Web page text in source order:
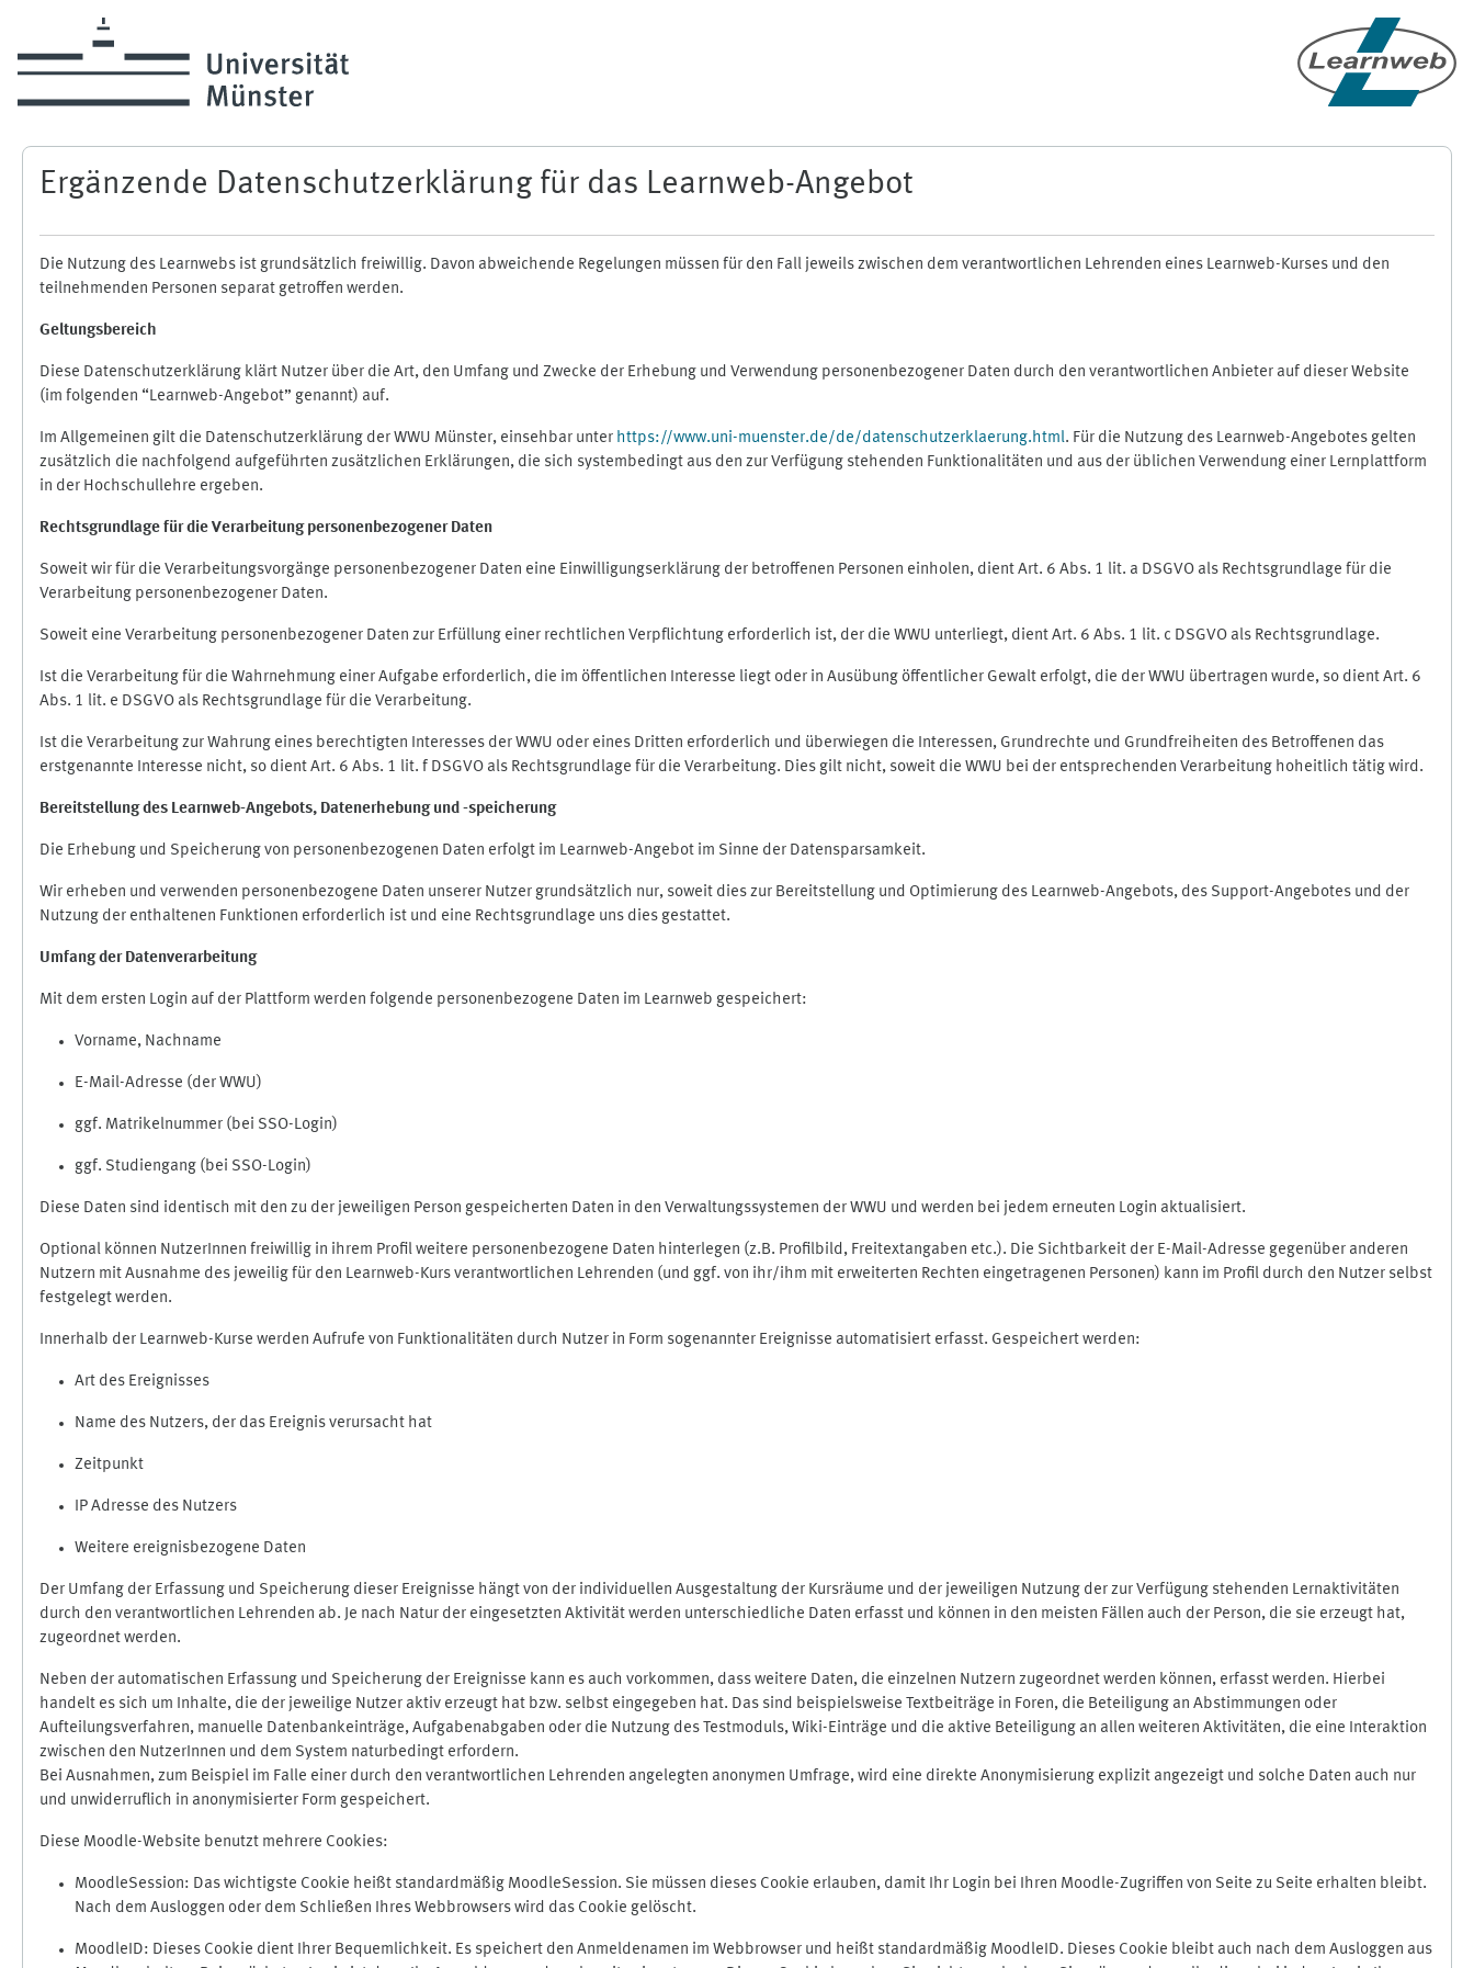
Ergänzende Datenschutzerklärung für das Learnweb-Angebot
Die Nutzung des Learnwebs ist grundsätzlich freiwillig. Davon abweichende Regelungen müssen für den Fall jeweils zwischen dem verantwortlichen Lehrenden eines Learnweb-Kurses und den
teilnehmenden Personen separat getroffen werden.
Geltungsbereich
Diese Datenschutzerklärung klärt Nutzer über die Art, den Umfang und Zwecke der Erhebung und Verwendung personenbezogener Daten durch den verantwortlichen Anbieter auf dieser Website
(im folgenden “Learnweb-Angebot” genannt) auf.
Im Allgemeinen gilt die Datenschutzerklärung der WWU Münster, einsehbar unter https://www.uni-muenster.de/de/datenschutzerklaerung.html. Für die Nutzung des Learnweb-Angebotes gelten
zusätzlich die nachfolgend aufgeführten zusätzlichen Erklärungen, die sich systembedingt aus den zur Verfügung stehenden Funktionalitäten und aus der üblichen Verwendung einer Lernplattform
in der Hochschullehre ergeben.
Rechtsgrundlage für die Verarbeitung personenbezogener Daten
Soweit wir für die Verarbeitungsvorgänge personenbezogener Daten eine Einwilligungserklärung der betroffenen Personen einholen, dient Art. 6 Abs. 1 lit. a DSGVO als Rechtsgrundlage für die
Verarbeitung personenbezogener Daten.
Soweit eine Verarbeitung personenbezogener Daten zur Erfüllung einer rechtlichen Verpflichtung erforderlich ist, der die WWU unterliegt, dient Art. 6 Abs. 1 lit. c DSGVO als Rechtsgrundlage.
Ist die Verarbeitung für die Wahrnehmung einer Aufgabe erforderlich, die im öffentlichen Interesse liegt oder in Ausübung öffentlicher Gewalt erfolgt, die der WWU übertragen wurde, so dient Art. 6
Abs. 1 lit. e DSGVO als Rechtsgrundlage für die Verarbeitung.
Ist die Verarbeitung zur Wahrung eines berechtigten Interesses der WWU oder eines Dritten erforderlich und überwiegen die Interessen, Grundrechte und Grundfreiheiten des Betroffenen das
erstgenannte Interesse nicht, so dient Art. 6 Abs. 1 lit. f DSGVO als Rechtsgrundlage für die Verarbeitung. Dies gilt nicht, soweit die WWU bei der entsprechenden Verarbeitung hoheitlich tätig wird.
Bereitstellung des Learnweb-Angebots, Datenerhebung und -speicherung
Die Erhebung und Speicherung von personenbezogenen Daten erfolgt im Learnweb-Angebot im Sinne der Datensparsamkeit.
Wir erheben und verwenden personenbezogene Daten unserer Nutzer grundsätzlich nur, soweit dies zur Bereitstellung und Optimierung des Learnweb-Angebots, des Support-Angebotes und der
Nutzung der enthaltenen Funktionen erforderlich ist und eine Rechtsgrundlage uns dies gestattet.
Umfang der Datenverarbeitung
Mit dem ersten Login auf der Plattform werden folgende personenbezogene Daten im Learnweb gespeichert:
Vorname, Nachname
E-Mail-Adresse (der WWU)
ggf. Matrikelnummer (bei SSO-Login)
ggf. Studiengang (bei SSO-Login)
Diese Daten sind identisch mit den zu der jeweiligen Person gespeicherten Daten in den Verwaltungssystemen der WWU und werden bei jedem erneuten Login aktualisiert.
Optional können NutzerInnen freiwillig in ihrem Profil weitere personenbezogene Daten hinterlegen (z.B. Profilbild, Freitextangaben etc.). Die Sichtbarkeit der E-Mail-Adresse gegenüber anderen
Nutzern mit Ausnahme des jeweilig für den Learnweb-Kurs verantwortlichen Lehrenden (und ggf. von ihr/ihm mit erweiterten Rechten eingetragenen Personen) kann im Profil durch den Nutzer selbst
festgelegt werden.
Innerhalb der Learnweb-Kurse werden Aufrufe von Funktionalitäten durch Nutzer in Form sogenannter Ereignisse automatisiert erfasst. Gespeichert werden:
Art des Ereignisses
Name des Nutzers, der das Ereignis verursacht hat
Zeitpunkt
IP Adresse des Nutzers
Weitere ereignisbezogene Daten
Der Umfang der Erfassung und Speicherung dieser Ereignisse hängt von der individuellen Ausgestaltung der Kursräume und der jeweiligen Nutzung der zur Verfügung stehenden Lernaktivitäten
durch den verantwortlichen Lehrenden ab. Je nach Natur der eingesetzten Aktivität werden unterschiedliche Daten erfasst und können in den meisten Fällen auch der Person, die sie erzeugt hat,
zugeordnet werden.
Neben der automatischen Erfassung und Speicherung der Ereignisse kann es auch vorkommen, dass weitere Daten, die einzelnen Nutzern zugeordnet werden können, erfasst werden. Hierbei
handelt es sich um Inhalte, die der jeweilige Nutzer aktiv erzeugt hat bzw. selbst eingegeben hat. Das sind beispielsweise Textbeiträge in Foren, die Beteiligung an Abstimmungen oder
Aufteilungsverfahren, manuelle Datenbankeinträge, Aufgabenabgaben oder die Nutzung des Testmoduls, Wiki-Einträge und die aktive Beteiligung an allen weiteren Aktivitäten, die eine Interaktion
zwischen den NutzerInnen und dem System naturbedingt erfordern.
Bei Ausnahmen, zum Beispiel im Falle einer durch den verantwortlichen Lehrenden angelegten anonymen Umfrage, wird eine direkte Anonymisierung explizit angezeigt und solche Daten auch nur
und unwiderruflich in anonymisierter Form gespeichert.
Diese Moodle-Website benutzt mehrere Cookies:
MoodleSession: Das wichtigste Cookie heißt standardmäßig MoodleSession. Sie müssen dieses Cookie erlauben, damit Ihr Login bei Ihren Moodle-Zugriffen von Seite zu Seite erhalten bleibt.
Nach dem Ausloggen oder dem Schließen Ihres Webbrowsers wird das Cookie gelöscht.
MoodleID: Dieses Cookie dient Ihrer Bequemlichkeit. Es speichert den Anmeldenamen im Webbrowser und heißt standardmäßig MoodleID. Dieses Cookie bleibt auch nach dem Ausloggen aus